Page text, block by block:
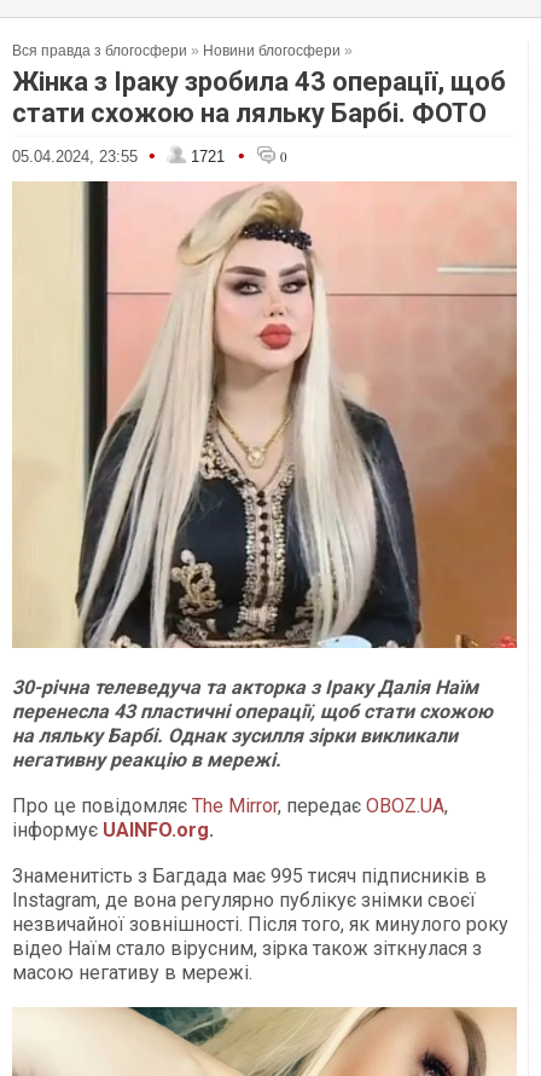
Вся правда з блогосфери » Новини блогосфери »
Жінка з Іраку зробила 43 операції, щоб
стати схожою на ляльку Барбі. ФОТО
05.04.2024, 23:55 • 1721 • 0
30-річна телеведуча та акторка з Іраку Далія Наїм
перенесла 43 пластичні операції, щоб стати схожою
на ляльку Барбі. Однак зусилля зірки викликали
негативну реакцію в мережі.
Про це повідомляє The Mirror, передає OBOZ.UA,
інформує UAINFO.org.
Знаменитість з Багдада має 995 тисяч підписників в
Instagram, де вона регулярно публікує знімки своєї
незвичайної зовнішності. Після того, як минулого року
відео Наїм стало вірусним, зірка також зіткнулася з
масою негативу в мережі.